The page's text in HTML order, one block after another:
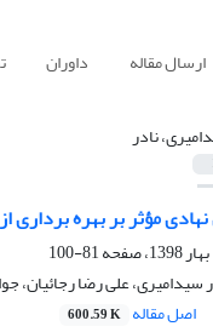
ارسال مقاله داوران
نادر
مؤثر بر بهره
81-100
علی رضا رجائیان،
اصل مقاله 600.59 K